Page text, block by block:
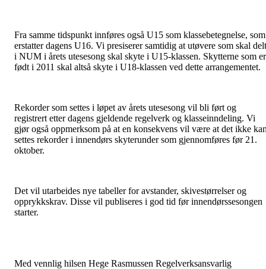
Fra samme tidspunkt innføres også U15 som klassebetegnelse, som
erstatter dagens U16. Vi presiserer samtidig at utøvere som skal
i NUM i årets utesesong skal skyte i U15-klassen. Skytterne som er
født i 2011 skal altså skyte i U18-klassen ved dette arrangementet.
Rekorder som settes i løpet av årets utesesong vil bli ført og
registrert etter dagens gjeldende regelverk og klasseinndeling. Vi
gjør også oppmerksom på at en konsekvens vil være at det ikke
settes rekorder i innendørs skyterunder som gjennomføres før 21.
oktober.
Det vil utarbeides nye tabeller for avstander, skivestørrelser og
opprykkskrav. Disse vil publiseres i god tid før innendørssesongen
starter.
Med vennlig hilsen Hege Rasmussen Regelverksansvarlig